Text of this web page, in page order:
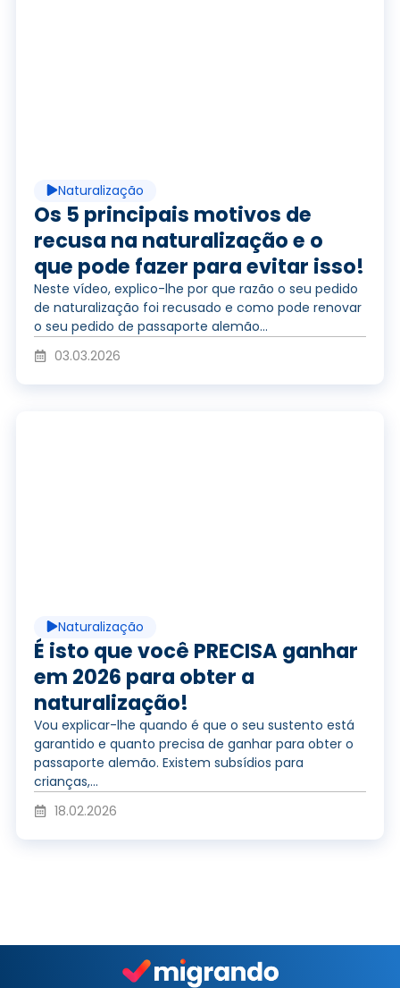
r
v
í
r
o
d
r
v
í
e
Naturalização
Os 5 principais motivos de
recusa na naturalização e o
que pode fazer para evitar isso!
Neste vídeo, explico-lhe por que razão o seu pedido
de naturalização foi recusado e como pode renovar
o seu pedido de passaporte alemão...
03.03.2026
r
o
d
z
Naturalização
É isto que você PRECISA ganhar
em 2026 para obter a
naturalização!
Vou explicar-lhe quando é que o seu sustento está
garantido e quanto precisa de ganhar para obter o
passaporte alemão. Existem subsídios para
crianças,...
18.02.2026